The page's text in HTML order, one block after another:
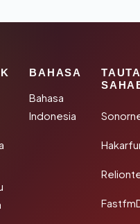
BAHASA
Bahasa
Indonesia